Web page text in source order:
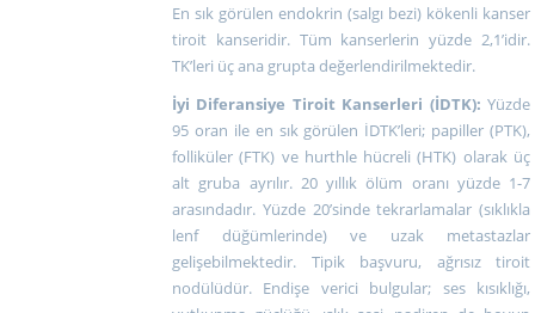
En sık görülen endokrin (salgı bezi) kökenli kanser
tiroit kanseridir. Tüm kanserlerin yüzde 2,1’idir.
TK’leri üç ana grupta değerlendirilmektedir.
İyi Diferansiye Tiroit Kanserleri (İDTK): Yüzde
95 oran ile en sık görülen İDTK’leri; papiller (PTK),
folliküler (FTK) ve hurthle hücreli (HTK) olarak üç
alt gruba ayrılır. 20 yıllık ölüm oranı yüzde 1-7
arasındadır. Yüzde 20’sinde tekrarlamalar (sıklıkla
lenf düğümlerinde) ve uzak metastazlar
gelişebilmektedir. Tipik başvuru, ağrısız tiroit
nodülüdür. Endişe verici bulgular; ses kısıklığı,